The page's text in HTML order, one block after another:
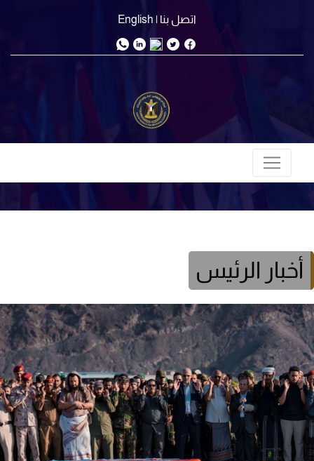
اتصل بنا | English
أخبار الرئيس